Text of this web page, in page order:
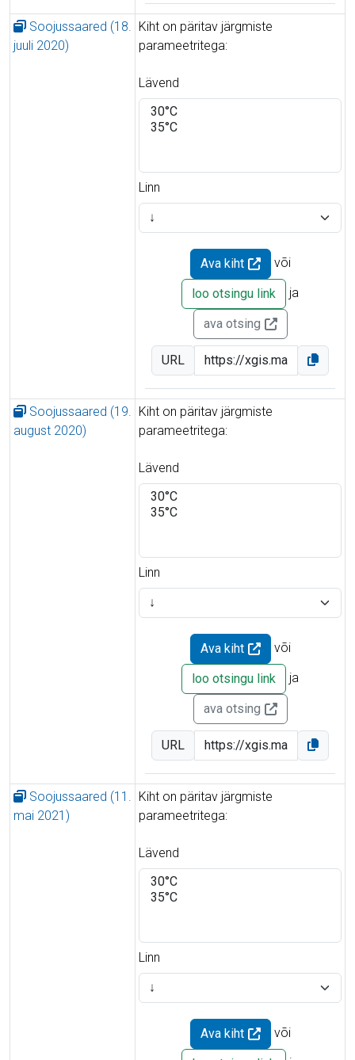
Soojussaared (18.
juuli 2020)
Kiht on päritav järgmiste
parameetritega:
Lävend
Linn
Ava kiht või
loo otsingu link ja
ava otsing
URL
Soojussaared (19.
august 2020)
Kiht on päritav järgmiste
parameetritega:
Lävend
Linn
Ava kiht või
loo otsingu link ja
ava otsing
URL
Soojussaared (11.
mai 2021)
Kiht on päritav järgmiste
parameetritega:
Lävend
Linn
Ava kiht või